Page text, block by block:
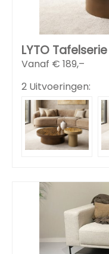
LYTO Tafelserie
Vanaf € 189,–
2 Uitvoeringen: